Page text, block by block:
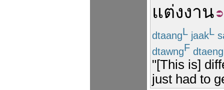
แต่งงาน
dtaangL jaakL
dtawngF dtaeng
"[This is]
just had to